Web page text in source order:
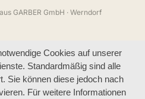
GARBER GmbH · Werndorf
Cookies auf unserer
Standardmäßig sind alle
Sie können diese jedoch nach
Für weitere Informationen